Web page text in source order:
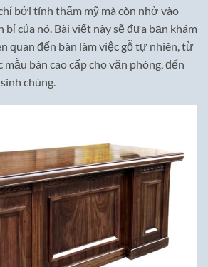
bởi tính thẩm mỹ mà còn nhờ vào
của nó. Bài viết này sẽ đưa bạn khám
quan đến bàn làm việc gỗ tự nhiên, từ
bàn cao cấp cho văn phòng, đến
chúng.